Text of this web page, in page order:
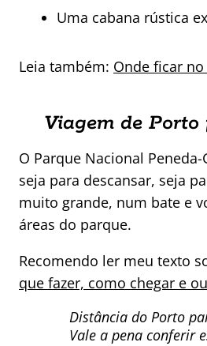
Uma cabana rústica
Leia também: Onde ficar
Viagem de Porto
O Parque Nacional
seja para descansar, seja
muito grande, num bate e
áreas do parque.
Recomendo ler meu texto
que fazer, como chegar e
Distância do Porto
Vale a pena conferir